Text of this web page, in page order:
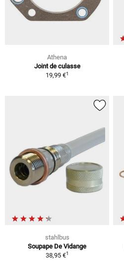
Athena
Joint de culasse
19,99 €1
stahlbus
Soupape De Vidange
38,95 €1